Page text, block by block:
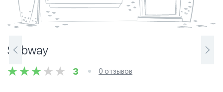
Subway
3 0 отзывов